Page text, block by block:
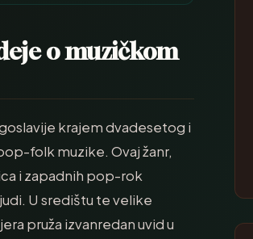
o muzičkom
krajem dvadesetog i
folk muzike. Ovaj žanr,
i zapadnih pop-rok
U središtu te velike
pruža izvanredan uvid u